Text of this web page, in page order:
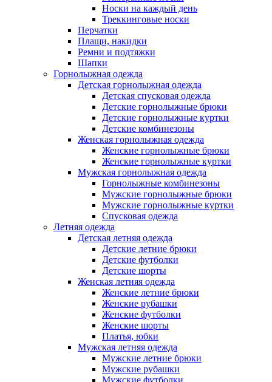
Носки на каждый день
Треккинговые носки
Перчатки
Плащи, накидки
Ремни и подтяжки
Шапки
Горнолыжная одежда
Детская горнолыжная одежда
Детская спусковая одежда
Детские горнолыжные брюки
Детские горнолыжные куртки
Детские комбинезоны
Женская горнолыжная одежда
Женские горнолыжные брюки
Женские горнолыжные куртки
Мужская горнолыжная одежда
Горнолыжные комбинезоны
Мужские горнолыжные брюки
Мужские горнолыжные куртки
Спусковая одежда
Летняя одежда
Детская летняя одежда
Детские летние брюки
Детские футболки
Детские шорты
Женская летняя одежда
Женские летние брюки
Женские рубашки
Женские футболки
Женские шорты
Платья, юбки
Мужская летняя одежда
Мужские летние брюки
Мужские рубашки
Мужские футболки